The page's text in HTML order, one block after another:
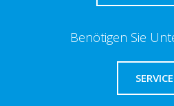
Benötigen Sie
SERVICE